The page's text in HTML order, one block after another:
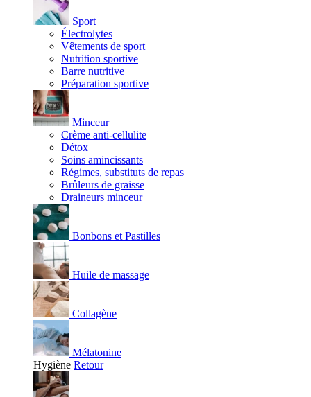
Sport
Électrolytes
Vêtements de sport
Nutrition sportive
Barre nutritive
Préparation sportive
Minceur
Crème anti-cellulite
Détox
Soins amincissants
Régimes, substituts de repas
Brûleurs de graisse
Draineurs minceur
Bonbons et Pastilles
Huile de massage
Collagène
Mélatonine
Hygiène Retour